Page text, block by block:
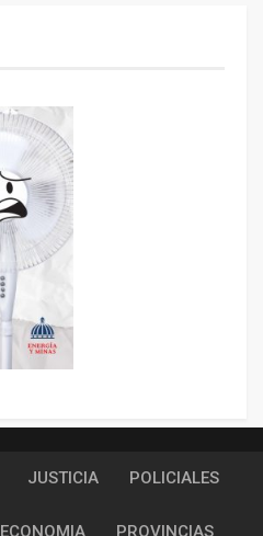
JUSTICIA POLICIALES
ECONOMIA PROVINCIAS